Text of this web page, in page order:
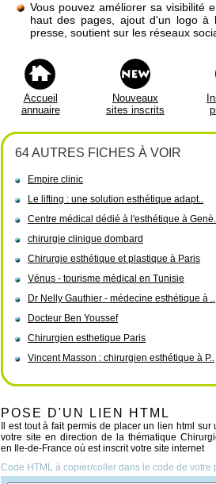
Vous pouvez améliorer sa visibilité
haut des pages, ajout d'un logo à
presse, soutient sur les réseaux
Accueil
annuaire
Nouveaux
sites inscrits
64 AUTRES FICHES À VOIR
Empire clinic
Le lifting : une solution esthétique adapt..
Centre médical dédié à l'esthétique à
chirurgie clinique dombard
Chirurgie esthétique et plastique à Paris
Vénus - tourisme médical en Tunisie
Dr Nelly Gauthier - médecine esthétique à ..
Docteur Ben Youssef
Chirurgien esthetique Paris
Vincent Masson : chirurgien esthétique à P..
POSE D'UN LIEN HTML
Il est tout à fait permis de placer un lien html sur
votre site en direction de la thématique
en Ile-de-France où est inscrit votre site internet
Code HTML à copier/coller dans le code de votre